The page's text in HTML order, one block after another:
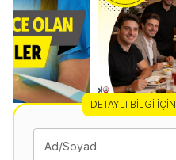
DETAYLI BILGI İÇIN
Ad/Soyad